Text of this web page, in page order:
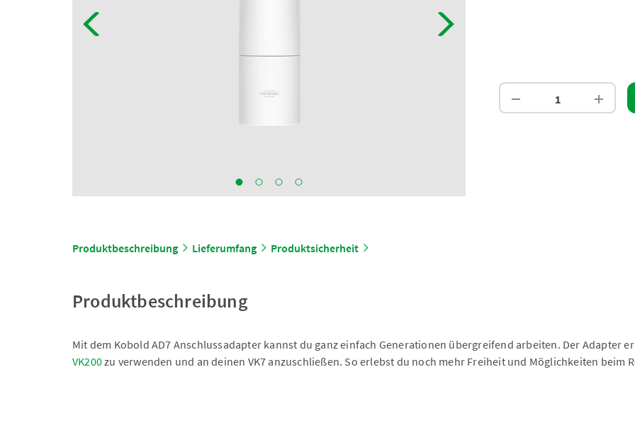
Produktbeschreibung Lieferumfang Produktsicherheit
Produktbeschreibung
Mit dem Kobold AD7 Anschlussadapter kannst du ganz einfach Generationen übergreifend arbeiten. Der Adapter
VK200zu verwenden und an deinen VK7 anzuschließen. So erlebst du noch mehr Freiheit und Möglichkeiten beim